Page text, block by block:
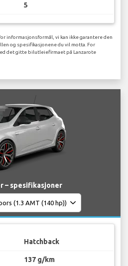
5
informasjonsformål, vi kan ikke garantere den
og spesifikasjonene du vil motta. For
det gitte bilutleiefirmaet på Lanzarote
– spesifikasjoner
Hatchback
137 g/km